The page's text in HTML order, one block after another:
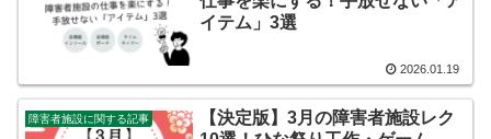
イテム」3選
2026.01.19
障害者施設に関する記事
【決定版】3月の障害者施設レク